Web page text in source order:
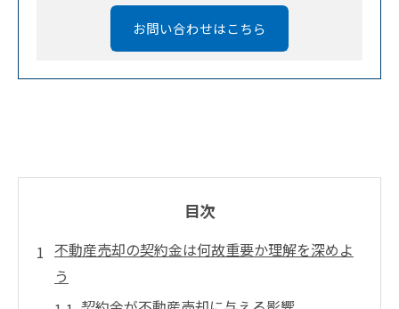
お問い合わせはこちら
目次
不動産売却の契約金は何故重要か理解を深めよ
う